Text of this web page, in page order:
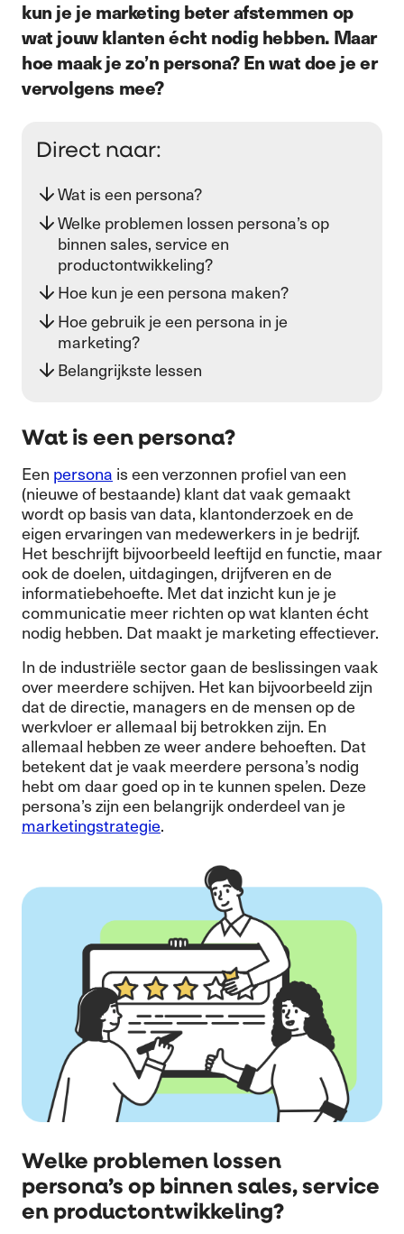
kun je je marketing beter afstemmen op
wat jouw klanten écht nodig hebben. Maar
hoe maak je zo’n persona? En wat doe je er
vervolgens mee?
Direct naar:
Wat is een persona?
Welke problemen lossen persona’s op
binnen sales, service en
productontwikkeling?
Hoe kun je een persona maken?
Hoe gebruik je een persona in je
marketing?
Belangrijkste lessen
Wat is een persona?
Een persona is een verzonnen profiel van een
(nieuwe of bestaande) klant dat vaak gemaakt
wordt op basis van data, klantonderzoek en de
eigen ervaringen van medewerkers in je bedrijf.
Het beschrijft bijvoorbeeld leeftijd en functie, maar
ook de doelen, uitdagingen, drijfveren en de
informatiebehoefte. Met dat inzicht kun je je
communicatie meer richten op wat klanten écht
nodig hebben. Dat maakt je marketing effectiever.
In de industriële sector gaan de beslissingen vaak
over meerdere schijven. Het kan bijvoorbeeld zijn
dat de directie, managers en de mensen op de
werkvloer er allemaal bij betrokken zijn. En
allemaal hebben ze weer andere behoeften. Dat
betekent dat je vaak meerdere persona’s nodig
hebt om daar goed op in te kunnen spelen. Deze
persona’s zijn een belangrijk onderdeel van je
marketingstrategie.
Welke problemen lossen
persona’s op binnen sales, service
en productontwikkeling?